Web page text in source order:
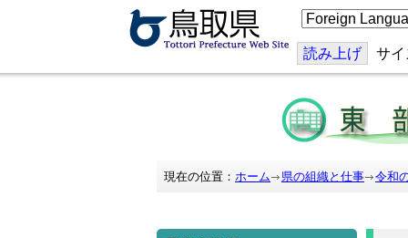
こ
の
ジ
を
訳
す
る
読み上げ サ
現在の位置： ホーム 県の組織と仕事 令和